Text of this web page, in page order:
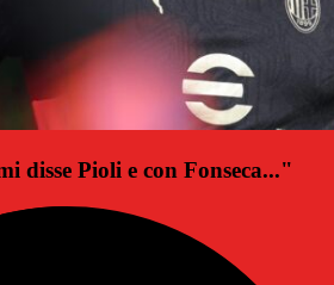
disse Pioli e con Fonseca..."